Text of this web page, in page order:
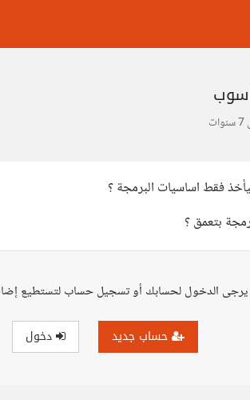
فقط اساسيات البرمجة ؟
بتعمق ؟
يرجى الدخول لحسابك أو تسجيل حساب لتستطيع
حساب جديد دخول